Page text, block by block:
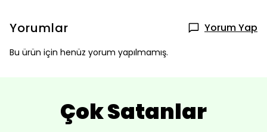
Yorumlar Yorum Yap
Bu ürün için henüz yorum yapılmamış.
Çok Satanlar